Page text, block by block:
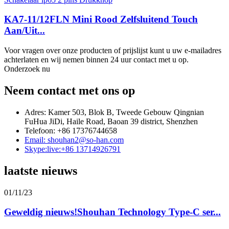
KA7-11/12FLN Mini Rood Zelfsluitend Touch
Aan/Uit...
Voor vragen over onze producten of prijslijst kunt u uw e-mailadres
achterlaten en wij nemen binnen 24 uur contact met u op.
Onderzoek nu
Neem contact met ons op
Adres: Kamer 503, Blok B, Tweede Gebouw Qingnian
FuHua JiDi, Haile Road, Baoan 39 district, Shenzhen
Telefoon: +86 17376744658
Email: shouhan2@so-han.com
Skype:live:+86 13714926791
laatste nieuws
01/11/23
Geweldig nieuws!Shouhan Technology Type-C ser...